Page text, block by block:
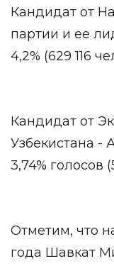
Кандидат от
партии и ее
4,2% (629 116
Кандидат от
Узбекистана -
3,74% голосов
Отметим, что
года Шавкат